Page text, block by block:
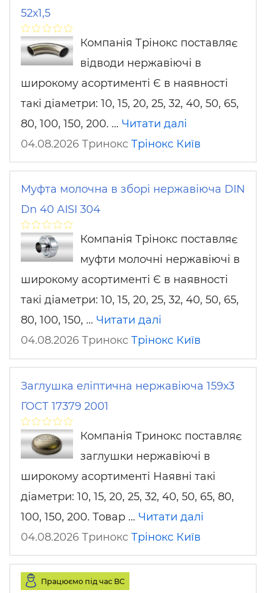
52х1,5
Компанія Трінокс поставляє
відводи нержавіючі в
широкому асортименті Є в наявності
такі діаметри: 10, 15, 20, 25, 32, 40, 50, 65,
80, 100, 150, 200. … Читати далі
04.08.2026 Тринокс Трінокс Київ
Муфта молочна в зборі нержавіюча DIN
Dn 40 AISI 304
Компанія Трінокс поставляє
муфти молочні нержавіючі в
широкому асортименті Є в наявності
такі діаметри: 10, 15, 20, 25, 32, 40, 50, 65,
80, 100, 150, … Читати далі
04.08.2026 Тринокс Трінокс Київ
Заглушка еліптична нержавіюча 159х3
ГОСТ 17379 2001
Компанія Тринокс поставляє
заглушки нержавіючі в
широкому асортименті Наявні такі
діаметри: 10, 15, 20, 25, 32, 40, 50, 65, 80,
100, 150, 200. Товар … Читати далі
04.08.2026 Тринокс Трінокс Київ
Працюємо під час ВС